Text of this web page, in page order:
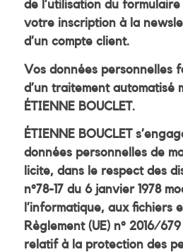
de l’utilisation du
votre inscription à la
d’un compte client.
Vos données personnelles
d’un traitement automatisé
ÉTIENNE BOUCLET.
ÉTIENNE BOUCLET
données personnelles de
licite, dans le respect des
n°78-17 du 6 janvier 1978
l’informatique, aux fichiers
Règlement (UE) n° 2016/
relatif à la protection des